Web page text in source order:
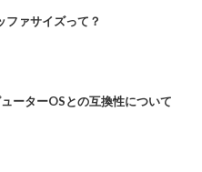
ファサイズって？
ーターOSとの互換性について